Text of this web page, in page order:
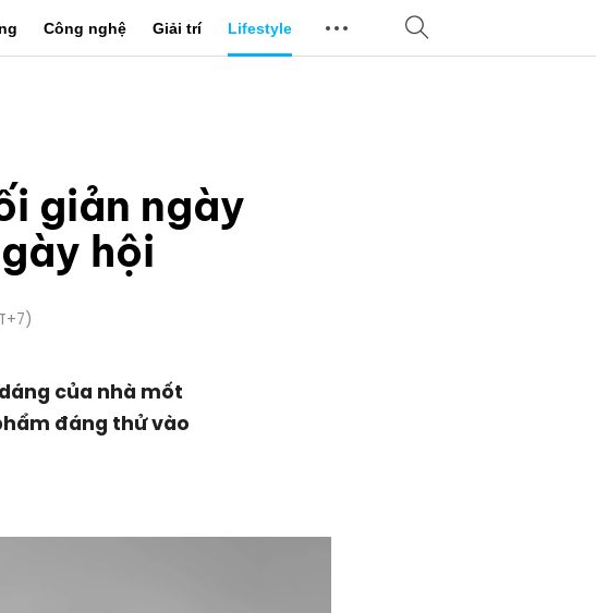
Công nghệ Giải trí Lifestyle
giản ngày
hội
của nhà mốt
đáng thử vào